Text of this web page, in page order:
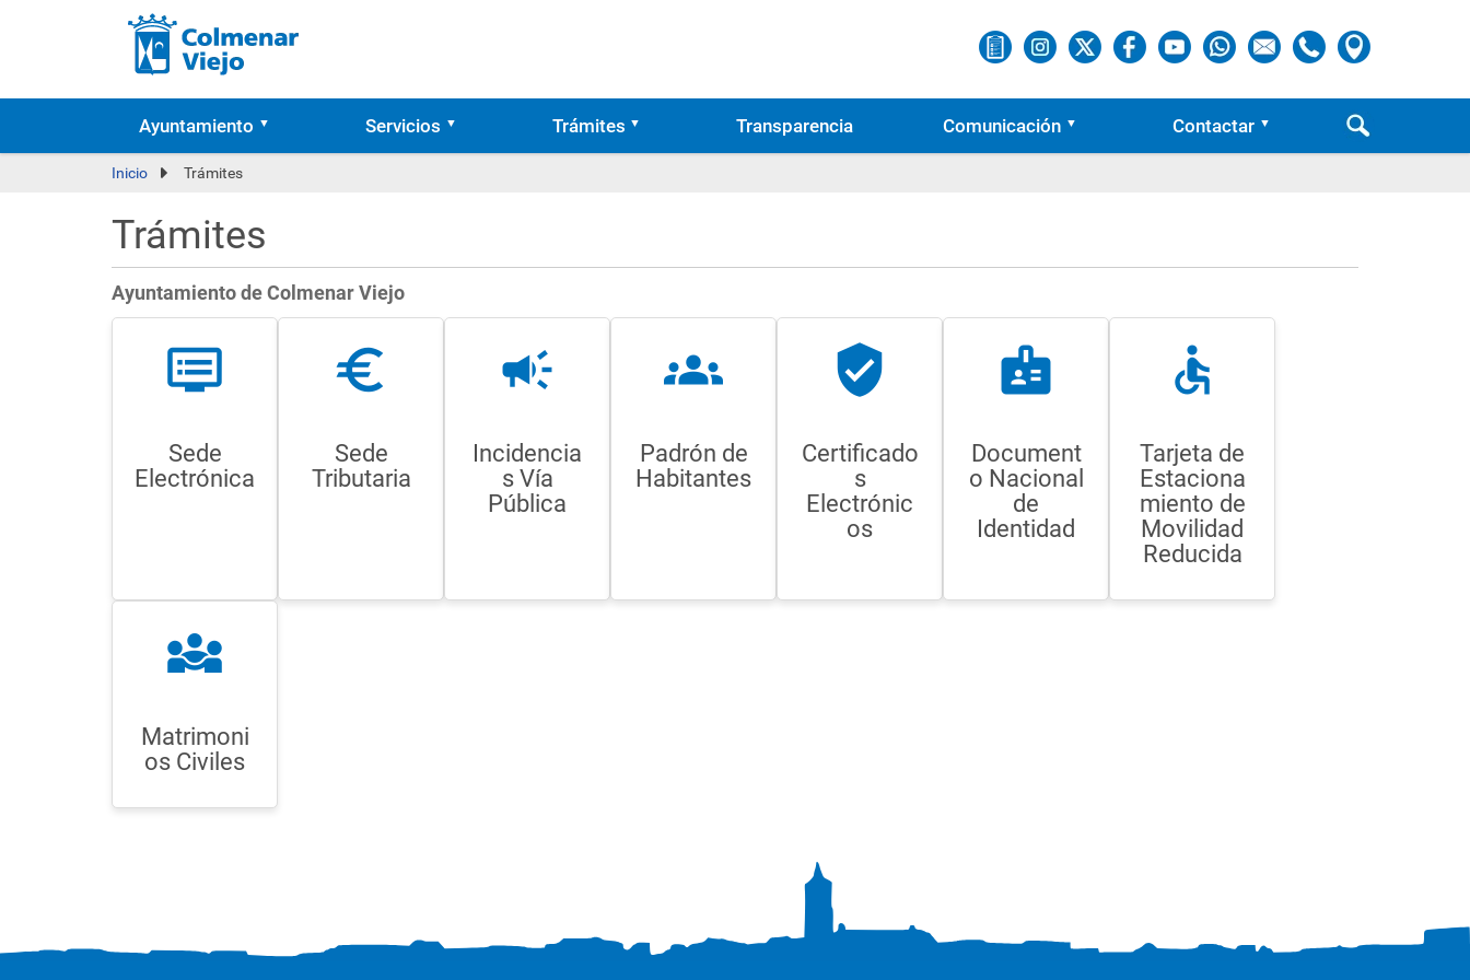
Ayuntamiento Servicios Trámites Transparencia Comunicación Contactar
Inicio Trámites
Trámites
Ayuntamiento de Colmenar Viejo
dvr
Sede
Electrónica
euro
Sede
Tributaria
campaign
Incidencia
s Vía
Pública
groups
Padrón de
Habitantes
verified_user
Certificado
s
Electrónic
os
badge
Document
o Nacional
de
Identidad
accessible
Tarjeta de
Estaciona
miento de
Movilidad
Reducida
diversity_3
Matrimoni
os Civiles